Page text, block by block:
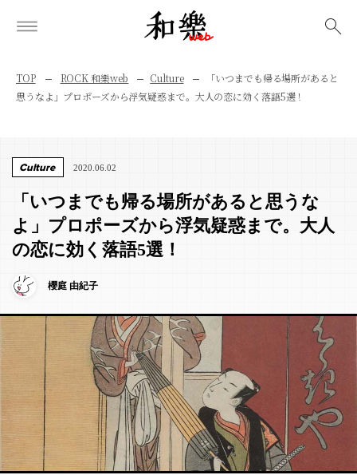
TOP ROCK 和樂web Culture
「いつまでも帰る場所があると
思うなよ」プロポーズから浮気疑惑まで。大人の恋に効く落語5選！
Culture 2020.06.02
「いつまでも帰る場所があると思うな
よ」プロポーズから浮気疑惑まで。大人
の恋に効く落語5選！
櫻庭 由紀子